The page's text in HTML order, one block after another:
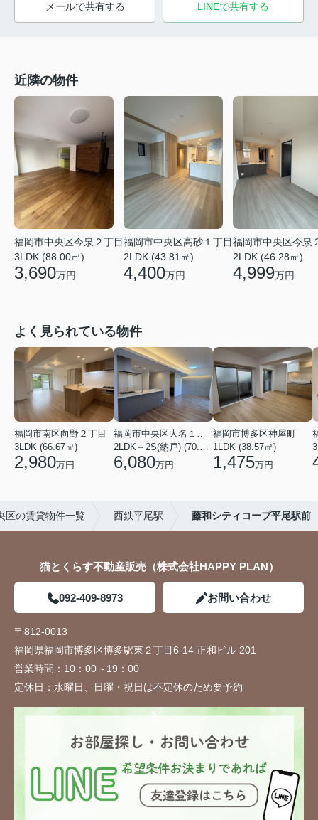
メールで共有する LINEで共有する
近隣の物件
福岡市中央区今泉２丁目
3LDK (88.00㎡)
3,690万円
福岡市中央区高砂１丁目
2LDK (43.81㎡)
4,400万円
福岡市中央区今泉
2LDK (46.28㎡)
4,999万円
よく見られている物件
福岡市南区向野２丁目
3LDK (66.67㎡)
2,980万円 6,080万円
福岡市博多区神屋町
1LDK (38.57㎡)
1,475万円
区の賃貸物件一覧 西鉄平尾駅 藤和シティコープ平尾駅前
猫とくらす不動産販売（株式会社HAPPY PLAN）
092-409-8973 お問い合わせ
〒812-0013
福岡県福岡市博多区博多駅東２丁目6-14 正和ビル 201
営業時間： 10：00～19：00
定休日： 水曜日、日曜・祝日は不定休のため要予約